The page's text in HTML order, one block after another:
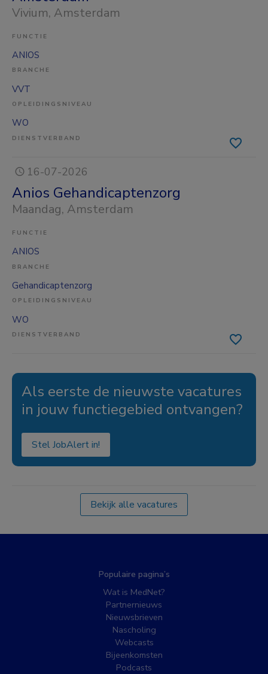
Vivium, Amsterdam
FUNCTIE
ANIOS
BRANCHE
VVT
OPLEIDINGSNIVEAU
WO
DIENSTVERBAND
16-07-2026
Anios Gehandicaptenzorg
Maandag, Amsterdam
FUNCTIE
ANIOS
BRANCHE
Gehandicaptenzorg
OPLEIDINGSNIVEAU
WO
DIENSTVERBAND
Als eerste de nieuwste vacatures
in jouw functiegebied ontvangen?
Stel JobAlert in!
Bekijk alle vacatures
Populaire pagina’s
Wat is MedNet?
Partnernieuws
Nieuwsbrieven
Nascholing
Webcasts
Bijeenkomsten
Podcasts